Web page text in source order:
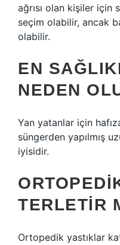
ağrısı olan kişiler için
seçim olabilir, ancak
olabilir.
EN
NEDEN
Yan yatanlar için
süngerden yapılmış
iyisidir.
TERLETIR
Ortopedik yastıklar